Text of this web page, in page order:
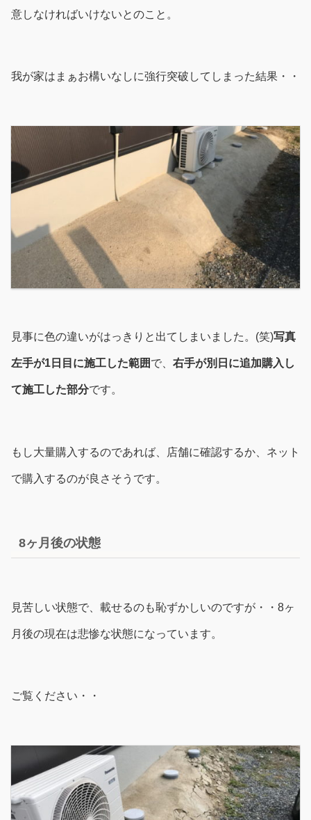
意しなければいけないとのこと。
我が家はまぁお構いなしに強行突破してしまった結果・・
見事に色の違いがはっきりと出てしまいました。(笑)写真
左手が1日目に施工した範囲で、 右手が別日に追加購入し
て施工した部分です。
もし大量購入するのであれば、店舗に確認するか、ネット
で購入するのが良さそうです。
8ヶ月後の状態
見苦しい状態で、載せるのも恥ずかしいのですが・・8ヶ
月後の現在は悲惨な状態になっています。
ご覧ください・・